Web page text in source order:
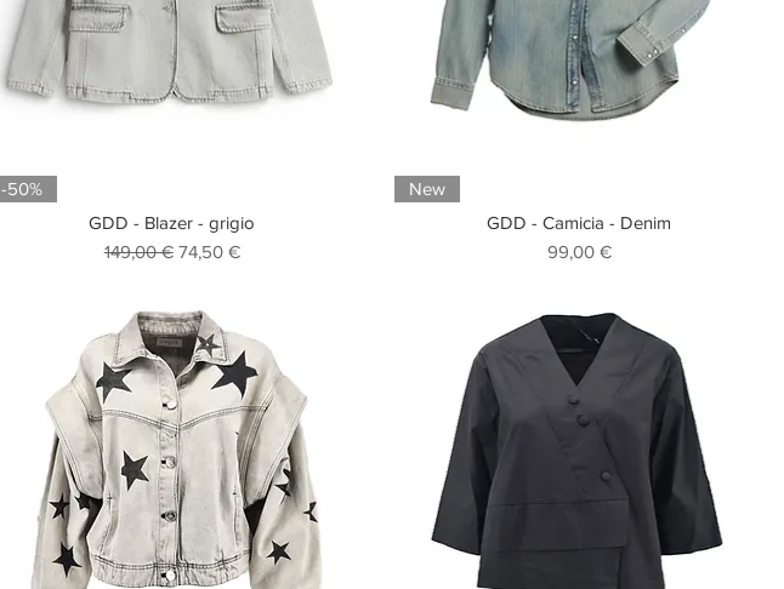
-50%
GDD - Blazer - grigio
Prezzo regolare
149,00 € Prezzo scontato
74,50 €
New
GDD - Camicia - Denim
Prezzo
99,00 €